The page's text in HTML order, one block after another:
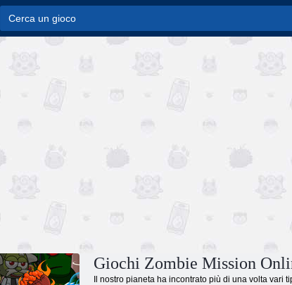
Giochi Zombie Mission
Il nostro pianeta ha incontrato più di una volta